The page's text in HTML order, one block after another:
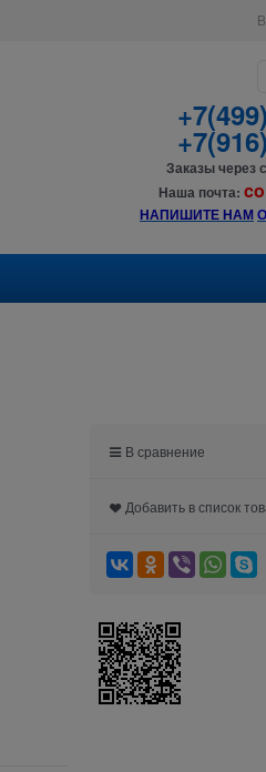
Заказы через
Наша почта:
НАПИШИТЕ НАМО
В сравнение
Добавить в список